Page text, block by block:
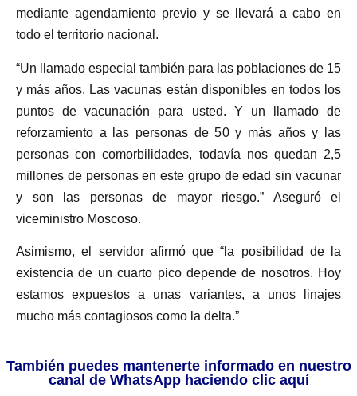
mediante agendamiento previo y se llevará a cabo en
todo el territorio nacional.
“Un llamado especial también para las poblaciones de 15
y más años. Las vacunas están disponibles en todos los
puntos de vacunación para usted. Y un llamado de
reforzamiento a las personas de 50 y más años y las
personas con comorbilidades, todavía nos quedan 2,5
millones de personas en este grupo de edad sin vacunar
y son las personas de mayor riesgo.” Aseguró el
viceministro Moscoso.
Asimismo, el servidor afirmó que “la posibilidad de la
existencia de un cuarto pico depende de nosotros. Hoy
estamos expuestos a unas variantes, a unos linajes
mucho más contagiosos como la delta.”
También puedes mantenerte informado en nuestro
canal de WhatsApp haciendo clic aquí